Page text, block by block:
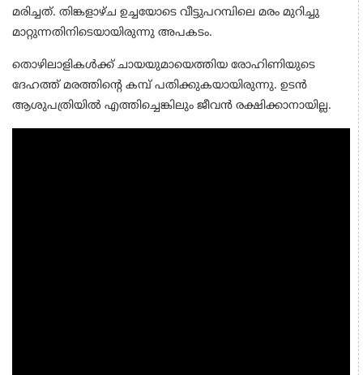
മരിച്ചത്. തിങ്കളാഴ്ച ഉച്ചയോടെ വീട്ടുപറമ്പിലെ മരം മുറിച്ചു
മാറ്റുന്നതിനിടെയായിരുന്നു അപകടം.
തൊഴിലാളികൾക്ക് ചായയുമായെത്തിയ രോഹിണിയുടെ
ദേഹത്ത് മരത്തിന്റെ കമ്പ് പതിക്കുകയായിരുന്നു. ഉടൻ
ആശുപത്രിയിൽ എത്തിച്ചെങ്കിലും ജീവൻ രക്ഷിക്കാനായില്ല.